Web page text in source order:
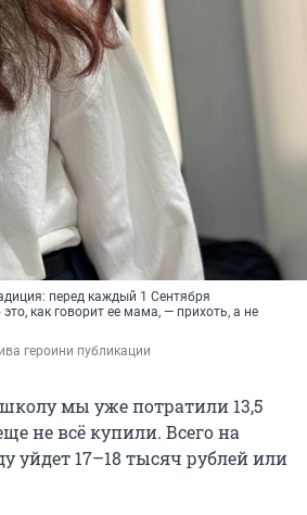
перед каждый 1 Сентября
как говорит ее мама, — прихоть, а не
героини публикации
мы уже потратили 13,5
не всё купили. Всего на
уйдет 17–18 тысяч рублей или